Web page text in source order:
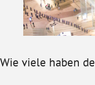
Wie viele haben